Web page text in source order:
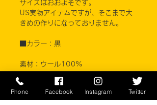
サイズはおおよそです。
US実物アイテムですが、そこまで大
きめの作りになっておりません。
■カラー：黒
素材：ウール100%
※ご注意ください
実店舗と在庫共有しているため、注文
Phone Facebook Instagram Twitter